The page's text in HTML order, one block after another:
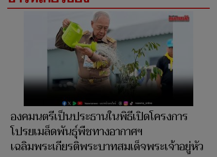
องคมนตรีเป็นประธานในพิธีเปิดโครงการ
โปรยเมล็ดพันธุ์พืชทางอากาศฯ
เฉลิมพระเกียรติพระบาทสมเด็จพระเจ้าอยู่หัว